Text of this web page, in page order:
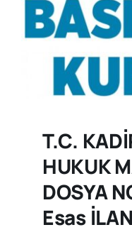
T.C.
HUKUK
DOSYA
Esas İLAN